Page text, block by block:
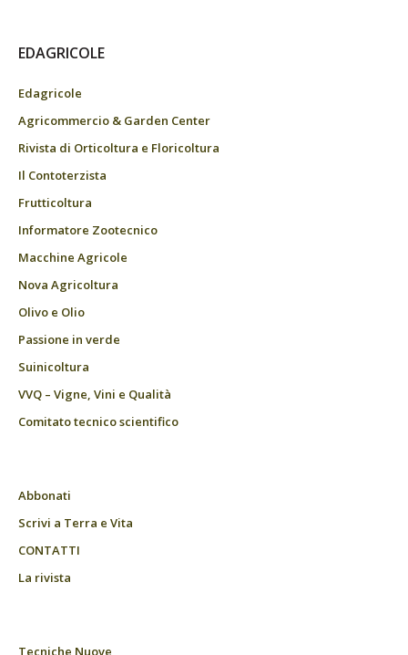
EDAGRICOLE
Edagricole
Agricommercio & Garden Center
Rivista di Orticoltura e Floricoltura
Il Contoterzista
Frutticoltura
Informatore Zootecnico
Macchine Agricole
Nova Agricoltura
Olivo e Olio
Passione in verde
Suinicoltura
VVQ – Vigne, Vini e Qualità
Comitato tecnico scientifico
Abbonati
Scrivi a Terra e Vita
CONTATTI
La rivista
Tecniche Nuove